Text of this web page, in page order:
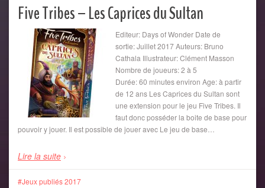
Five Tribes – Les Caprices du Sultan
Editeur: Days of Wonder Date de
sortie: Juillet 2017 Auteurs: Bruno
Cathala Illustrateur: Clément Masson
Nombre de joueurs: 2 à 5
Durée: 60 minutes environ Age: à partir
de 12 ans Les Caprices du Sultan sont
une extension pour le jeu Five Tribes. Il
faut donc posséder la boite de base pour
pouvoir y jouer. Il est possible de jouer avec Le jeu de base…
Lire la suite
Jeux publiés 2017